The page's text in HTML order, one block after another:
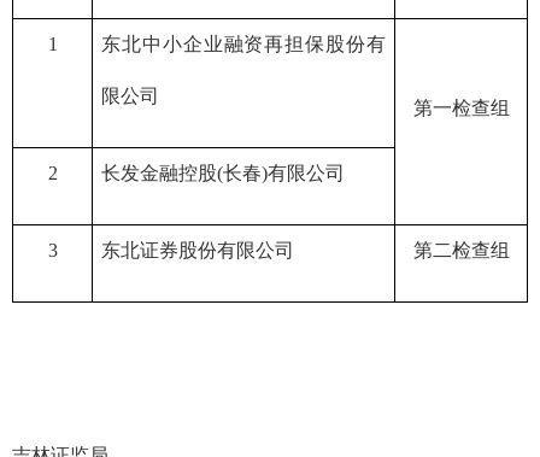
1 东北中小企业融资再担保股份有
限公司
第一检查组
2 长发金融控股(长春)有限公司
3 东北证券股份有限公司 第二检查组